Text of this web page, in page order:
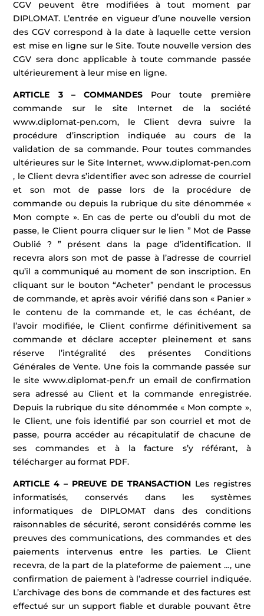
CGV peuvent être modifiées à tout moment par
DIPLOMAT. L’entrée en vigueur d’une nouvelle version
des CGV correspond à la date à laquelle cette version
est mise en ligne sur le Site. Toute nouvelle version des
CGV sera donc applicable à toute commande passée
ultérieurement à leur mise en ligne.
ARTICLE 3 – COMMANDES Pour toute première
commande sur le site Internet de la société
www.diplomat-pen.com, le Client devra suivre la
procédure d’inscription indiquée au cours de la
validation de sa commande. Pour toutes commandes
ultérieures sur le Site Internet, www.diplomat-pen.com
, le Client devra s’identifier avec son adresse de courriel
et son mot de passe lors de la procédure de
commande ou depuis la rubrique du site dénommée «
Mon compte ». En cas de perte ou d’oubli du mot de
passe, le Client pourra cliquer sur le lien ” Mot de Passe
Oublié ? ” présent dans la page d’identification. Il
recevra alors son mot de passe à l’adresse de courriel
qu’il a communiqué au moment de son inscription. En
cliquant sur le bouton “Acheter” pendant le processus
de commande, et après avoir vérifié dans son « Panier »
le contenu de la commande et, le cas échéant, de
l’avoir modifiée, le Client confirme définitivement sa
commande et déclare accepter pleinement et sans
réserve l’intégralité des présentes Conditions
Générales de Vente. Une fois la commande passée sur
le site www.diplomat-pen.fr un email de confirmation
sera adressé au Client et la commande enregistrée.
Depuis la rubrique du site dénommée « Mon compte »,
le Client, une fois identifié par son courriel et mot de
passe, pourra accéder au récapitulatif de chacune de
ses commandes et à la facture s’y référant, à
télécharger au format PDF.
ARTICLE 4 – PREUVE DE TRANSACTIONLes registres
informatisés, conservés dans les systèmes
informatiques de DIPLOMAT dans des conditions
raisonnables de sécurité, seront considérés comme les
preuves des communications, des commandes et des
paiements intervenus entre les parties. Le Client
recevra, de la part de la plateforme de paiement …, une
confirmation de paiement à l’adresse courriel indiquée.
L’archivage des bons de commande et des factures est
effectué sur un support fiable et durable pouvant être